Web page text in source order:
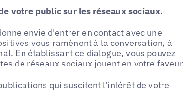
votre public sur les réseaux sociaux.
envie d'entrer en contact avec une
vous ramènent à la conversation, à
En établissant ce dialogue, vous pouvez
de réseaux sociaux jouent en votre faveur.
qui suscitent l'intérêt de votre